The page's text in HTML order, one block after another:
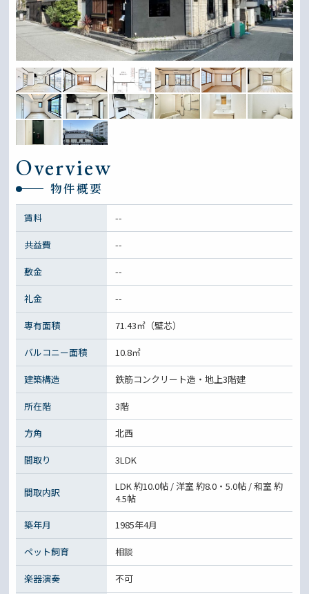
Overview
物件概要
賃料 --
共益費 --
敷金 --
礼金 --
専有面積 71.43㎡（壁芯）
バルコニー面積 10.8㎡
建築構造 鉄筋コンクリート造・地上3階建
所在階 3階
方角 北西
間取り 3LDK
間取内訳
LDK 約10.0帖 / 洋室 約8.0・5.0帖 / 和室 約
4.5帖
築年月
1985年4月
ペット飼育 相談
楽器演奏 不可